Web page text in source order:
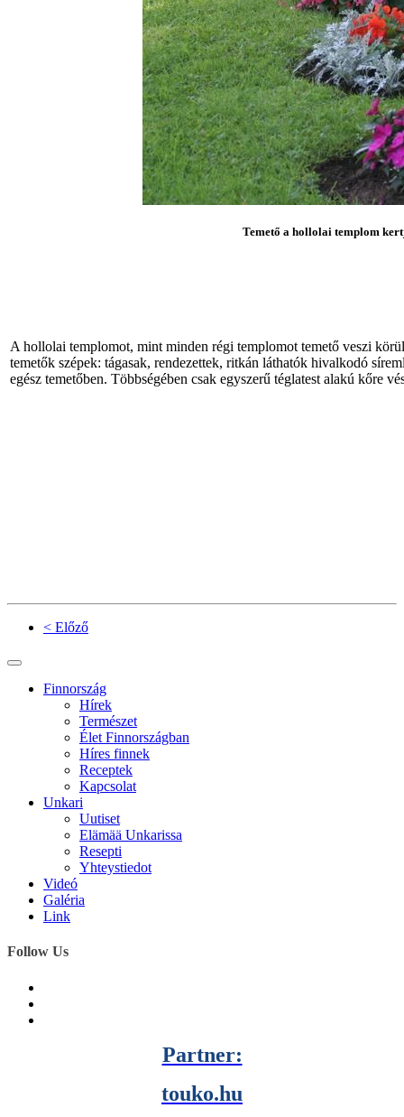
Temető a hollolai templom
A hollolai templomot, mint minden régi templomot temető veszi
temetők szépek: tágasak, rendezettek, ritkán láthatók hivalkodó
egész temetőben. Többségében csak egyszerű téglatest alakú kőre
< Előző
Finnország
Hírek
Természet
Élet Finnországban
Híres finnek
Receptek
Kapcsolat
Unkari
Uutiset
Elämää Unkarissa
Resepti
Yhteystiedot
Videó
Galéria
Link
Follow Us
Partner:
touko.hu